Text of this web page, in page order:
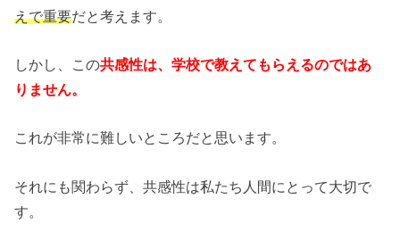
えで重要だと考えます。
しかし、この共感性は、学校で教えてもらえるのではあ
りません。
これが非常に難しいところだと思います。
それにも関わらず、共感性は私たち人間にとって大切で
す。